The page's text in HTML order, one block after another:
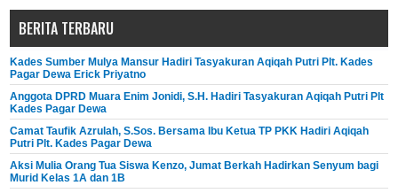
BERITA TERBARU
Kades Sumber Mulya Mansur Hadiri Tasyakuran Aqiqah Putri Plt. Kades
Pagar Dewa Erick Priyatno
Anggota DPRD Muara Enim Jonidi, S.H. Hadiri Tasyakuran Aqiqah Putri Plt
Kades Pagar Dewa
Camat Taufik Azrulah, S.Sos. Bersama Ibu Ketua TP PKK Hadiri Aqiqah
Putri Plt. Kades Pagar Dewa
Aksi Mulia Orang Tua Siswa Kenzo, Jumat Berkah Hadirkan Senyum bagi
Murid Kelas 1A dan 1B